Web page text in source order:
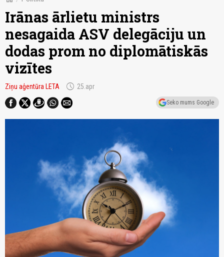
Irānas ārlietu ministrs
nesagaida ASV delegāciju un
dodas prom no diplomātiskās
vizītes
Ziņu aģentūra LETA schedule 25.apr
Seko mums Google